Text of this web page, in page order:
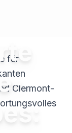
für
Clermont-